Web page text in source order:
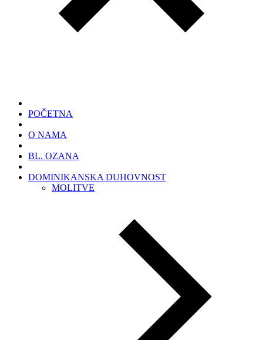
POČETNA
O NAMA
BL. OZANA
DOMINIKANSKA DUHOVNOST
MOLITVE